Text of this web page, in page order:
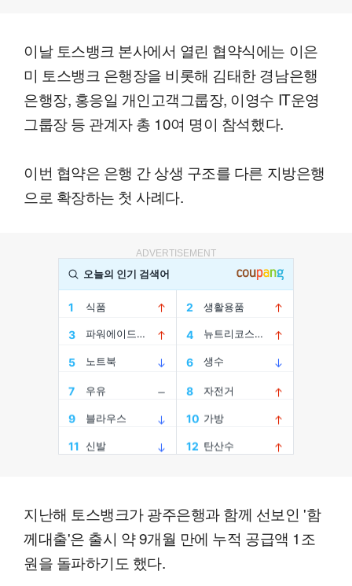
이날 토스뱅크 본사에서 열린 협약식에는 이은
미 토스뱅크 은행장을 비롯해 김태한 경남은행
은행장, 홍응일 개인고객그룹장, 이영수 IT운영
그룹장 등 관계자 총 10여 명이 참석했다.
이번 협약은 은행 간 상생 구조를 다른 지방은행
으로 확장하는 첫 사례다.
ADVERTISEMENT
지난해 토스뱅크가 광주은행과 함께 선보인 '함
께대출'은 출시 약 9개월 만에 누적 공급액 1조
원을 돌파하기도 했다.